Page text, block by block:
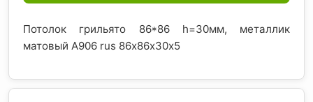
Потолок грильято 86*86 h=30мм, металлик
матовый А906 rus 86х86х30х5